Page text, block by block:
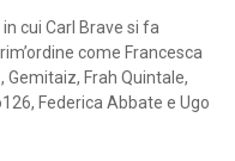
cui Carl Brave si fa
come Francesca
Gemitaiz, Frah Quintale,
Federica Abbate e Ugo